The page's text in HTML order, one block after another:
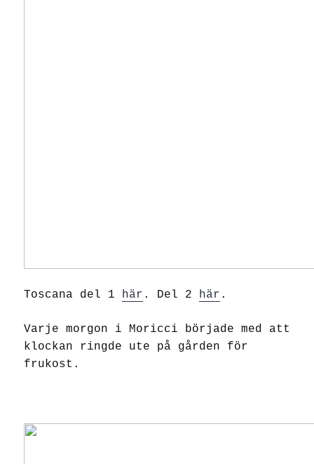
Toscana del 1 här . Del 2 här .
Varje morgon i Moricci började med att
klockan ringde ute på gården för
frukost.